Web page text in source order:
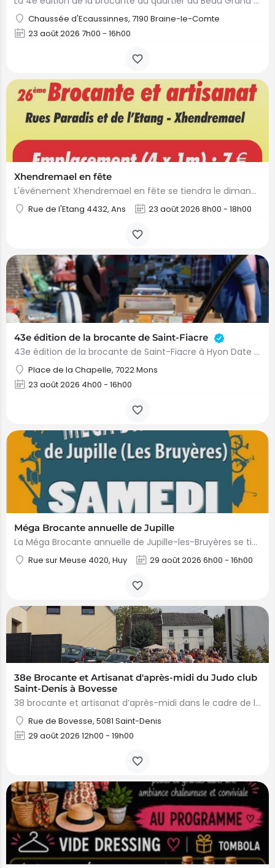
Chaussée d'Ecaussinnes, 7190 Braine-le-Comte
23 août 2026 7h00 - 16h00
Xhendremael en fête
L'événement Xhendremael en fête se tiendra le dimanche 23 août 2026 à partir de 8 h 00. Cette journée…
Rue de l'Etang 4432, Ans 23 août 2026 8h00 - 18h00
43e édition de la brocante de Saint-Fiacre
43e édition de la brocante de Saint-Fiacre à Hyon Date : 23 août Heure : 6h à 18h Lieu : Place et…
Place de la Chapelle, 7022 Mons
23 août 2026 4h00 - 16h00
Méga Brocante annuelle de Jupille
La Méga Brocante annuelle de Jupille-les-Bruyères se tient sur la Place Gilles Étienne et les rues…
Rue sur Meuse 4020, Huy 29 août 2026 6h00 - 16h00
38e Brocante et Artisanat d'après-midi du Judo club
Saint-Denis à Bovesse
38 brocante et artisanat d’après-midi dans le cadre de la 56 Fête d'été du Judo-Club…
Rue de Bovesse, 5081 Saint-Denis
29 août 2026 12h00 - 19h00